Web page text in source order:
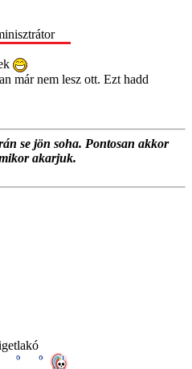
már nem lesz ott. Ezt hadd
se jön soha. Pontosan akkor
akarjuk.